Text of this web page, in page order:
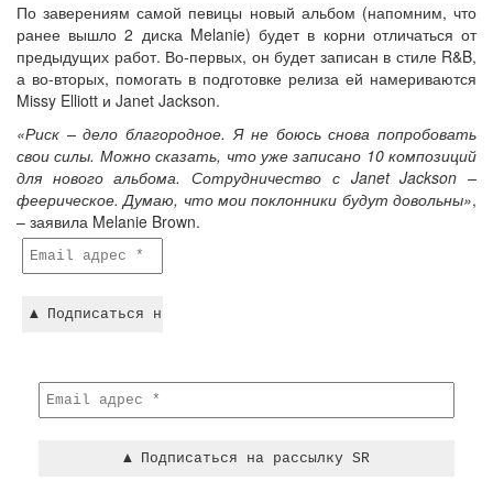
По заверениям самой певицы новый альбом (напомним, что
ранее вышло 2 диска Melanie) будет в корни отличаться от
предыдущих работ. Во-первых, он будет записан в стиле R&B,
а во-вторых, помогать в подготовке релиза ей намериваются
Missy Elliott и Janet Jackson.
«Риск – дело благородное. Я не боюсь снова попробовать
свои силы. Можно сказать, что уже записано 10 композиций
для нового альбома. Сотрудничество с Janet Jackson –
феерическое. Думаю, что мои поклонники будут довольны»,
– заявила Melanie Brown.